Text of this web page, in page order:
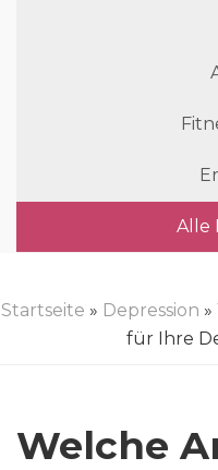
Alle
Startseite » Depression
für Ihre
Welche